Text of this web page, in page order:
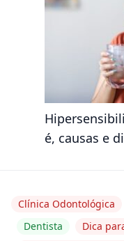
é, causas e
Clínica Odontológica
Dentista
Dica